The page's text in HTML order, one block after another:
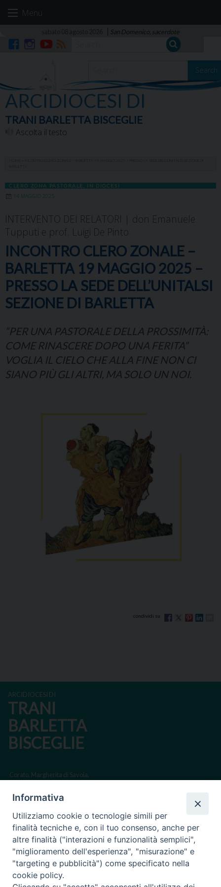
Menu
San Domenico, sacerdote
Search
ARCIDIOCESI DI
TRANI BARLETTA BISCEGLIE
Ascolta il testo
CLERO ZONA PASTORALE IN DIOCESI
14 MAGGIO 2025
INTERVENTO DEI RELATORI | don Emanuele
Tupputi e prof. Luigi De Pinto
INCONTRO CLERO ZONALE –
BARLETTA 19 MAGGIO 2025 –
PRESSO LA SEDE DELL’UNITALSI
SEZIONE DI BARLETTA
“PER UNA PASTORALE DELLA PROSSIMITÀ:
COME RINASCERE DOPO UNA FERITA”
VOGLIA IL CIELO CHE ALLA FINE NON CI
SIANO PIÙ GLI ALTRI, MA SOLO UN NOI.
ARCIDIOCESI DI
TRANI
BARLETTA
BISCEGLIE
Corato, Margherita di Savoia,
Regione ecclesiastica Puglia
Via Beltrani, 9
76125 Trani BT
Centralino Tel. 0883 494211
Informativa
Utilizziamo cookie o tecnologie simili per
finalità tecniche e, con il tuo consenso, anche per
altre finalità ("interazioni e funzionalità semplici",
"miglioramento dell'esperienza", "misurazione" e
"targeting e pubblicità") come specificato nella
cookie policy.